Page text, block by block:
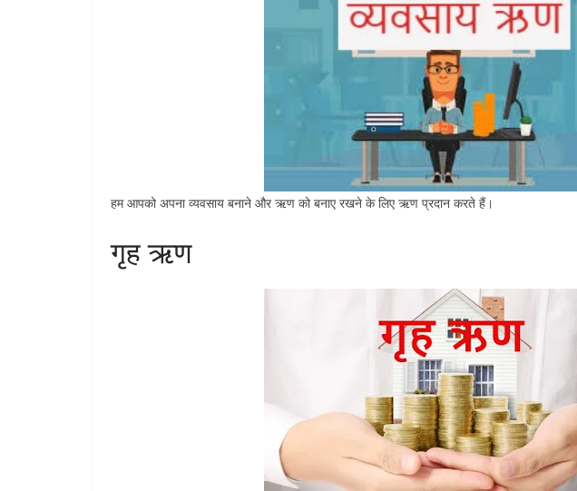
हम आपको अपना व्यवसाय बनाने और ऋण को बनाए रखने के लिए ऋण प्रदान करते हैं।
गृह ऋण